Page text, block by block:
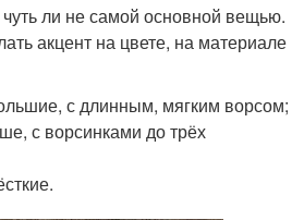
ли не самой основной вещью.
акцент на цвете, на материале
с длинным, мягким ворсом;
с ворсинками до трёх